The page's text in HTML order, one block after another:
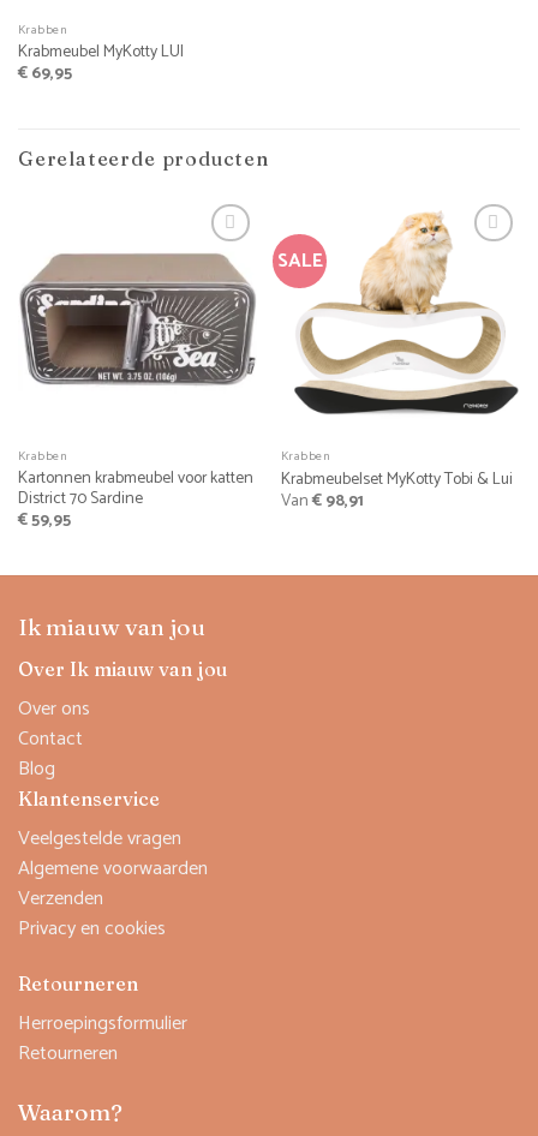
Krabben
Krabmeubel MyKotty LUI
€69,95
Gerelateerde producten
Krabben
Kartonnen krabmeubel voor katten
District 70 Sardine
€59,95
SALE
Krabben
Krabmeubelset MyKotty Tobi & Lui
Van€98,91
Ik miauw van jou
Over Ik miauw van jou
Over ons
Contact
Blog
Klantenservice
Veelgestelde vragen
Algemene voorwaarden
Verzenden
Privacy en cookies
Retourneren
Herroepingsformulier
Retourneren
Waarom?